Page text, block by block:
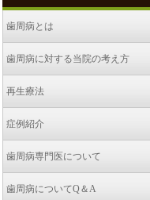
歯周病とは
歯周病に対する当院の考え方
再生療法
症例紹介
歯周病専門医について
歯周病についてQ＆A